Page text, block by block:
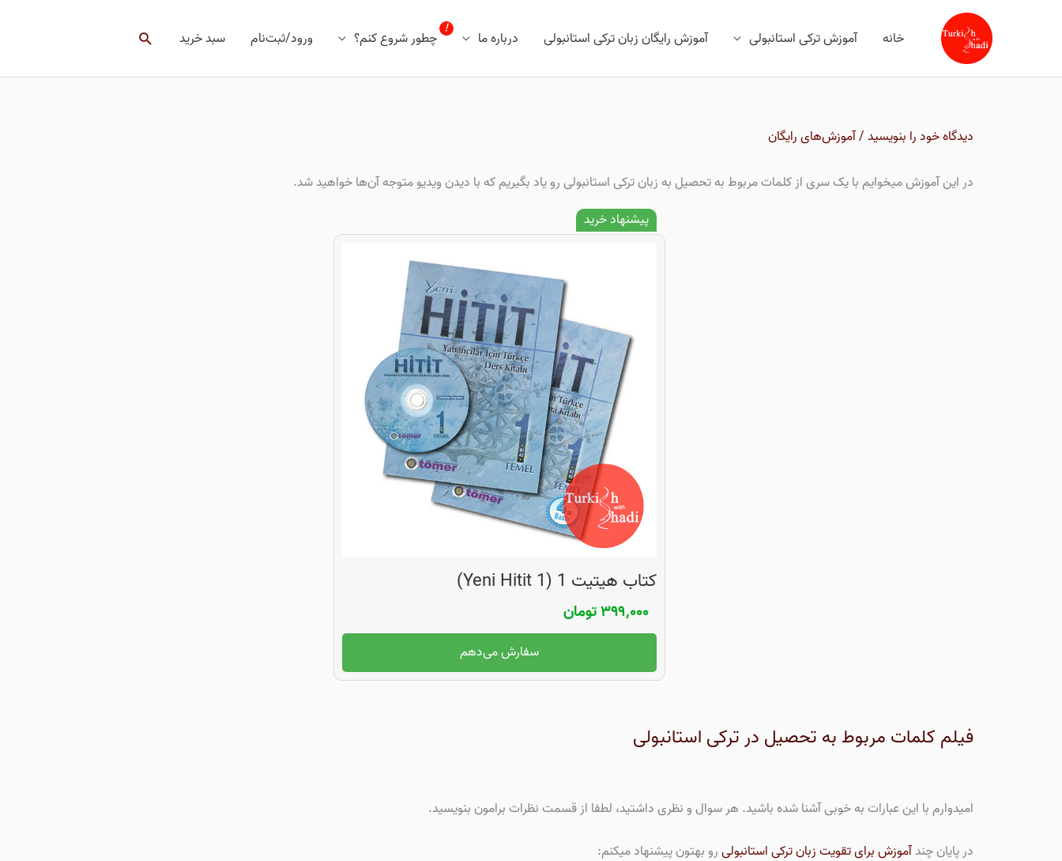
خانه آموزش ترکی استانبولی آموزش رایگان زبان ترکی استانبولی درباره ما چطور شروع کنم؟ ورود/ثبت‌نام سبد خرید جستجو
دیدگاه‌ خود را بنویسید/آموزش‌های رایگان
در این آموزش میخوایم با یک سری از کلمات مربوط به تحصیل به زبان ترکی استانبولی رو یاد بگیریم که با دیدن ویدیو متوجه آن‌ها خواهید شد.
پیشنهاد خرید
کتاب هیتیت 1 (Yeni Hitit 1)
۳۹۹,۰۰۰تومان
سفارش می‌دهم
فیلم کلمات مربوط به تحصیل در ترکی استانبولی
امیدوارم با این عبارات به خوبی آشنا شده باشید. هر سوال و نظری داشتید، لطفا از قسمت نظرات برامون بنویسید.
در پایان چندآموزش برای تقویت زبان ترکی استانبولیرو بهتون پیشنهاد میکنم: